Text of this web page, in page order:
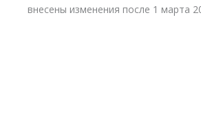
внесены изменения после 1 марта